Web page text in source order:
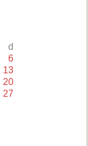
d
6
13
20
27